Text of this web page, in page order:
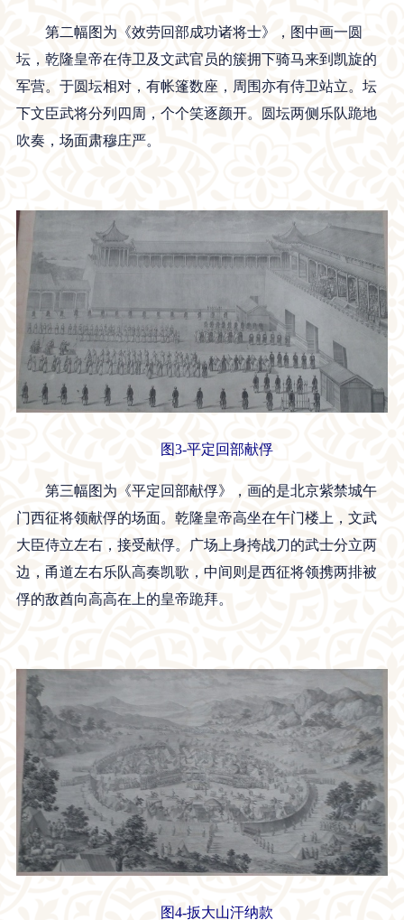
第二幅图为《效劳回部成功诸将士》，图中画一圆
坛，乾隆皇帝在侍卫及文武官员的簇拥下骑马来到凯旋的
军营。于圆坛相对，有帐篷数座，周围亦有侍卫站立。坛
下文臣武将分列四周，个个笑逐颜开。圆坛两侧乐队跪地
吹奏，场面肃穆庄严。
图3-平定回部献俘
第三幅图为《平定回部献俘》，画的是北京紫禁城午
门西征将领献俘的场面。乾隆皇帝高坐在午门楼上，文武
大臣侍立左右，接受献俘。广场上身挎战刀的武士分立两
边，甬道左右乐队高奏凯歌，中间则是西征将领携两排被
俘的敌酋向高高在上的皇帝跪拜。
图4-扳大山汗纳款